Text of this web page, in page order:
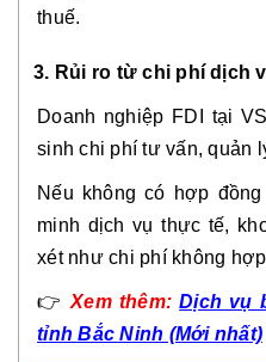
thuế.
3. Rủi ro từ chi phí dịch
Doanh nghiệp FDI tại
sinh chi phí tư vấn, quản
Nếu không có hợp
minh dịch vụ thực tế,
xét như chi phí không
👉Xem thêm:Dịch vụ
tỉnh Bắc Ninh (Mới nhất)